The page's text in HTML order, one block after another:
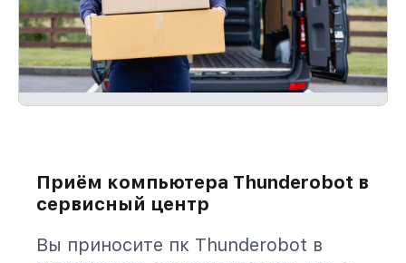
Приём компьютера Thunderobot в
сервисный центр
Вы приносите пк Thunderobot в